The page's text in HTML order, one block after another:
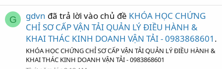
G gdvn đã trả lời vào chủ đề KHÓA HỌC CHỨNG
CHỈ SƠ CẤP VẬN TẢI QUẢN LÝ ĐIỀU HÀNH &
KHAI THÁC KINH DOANH VẬN TẢI - 0983868601 .
KHÓA HỌC CHỨNG CHỈ SƠ CẤP VẬN TẢI QUẢN LÝ ĐIỀU HÀNH &
KHAI THÁC KINH DOANH VẬN TẢI - 0983868601